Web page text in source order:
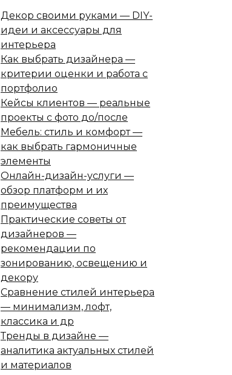
Декор своими руками — DIY-
идеи и аксессуары для
интерьера
Как выбрать дизайнера —
критерии оценки и работа с
портфолио
Кейсы клиентов — реальные
проекты с фото до/после
Мебель: стиль и комфорт —
как выбрать гармоничные
элементы
Онлайн-дизайн-услуги —
обзор платформ и их
преимущества
Практические советы от
дизайнеров —
рекомендации по
зонированию, освещению и
декору
Сравнение стилей интерьера
— минимализм, лофт,
классика и др
Тренды в дизайне —
аналитика актуальных стилей
и материалов